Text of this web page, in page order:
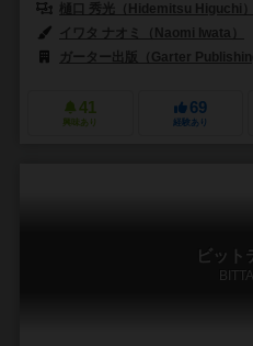
樋口 秀光（Hidemitsu Higuchi）
イワタ ナオミ（Naomi Iwata）
ガーター出版（Garter
41
興味あり
69
経験あり
ビット